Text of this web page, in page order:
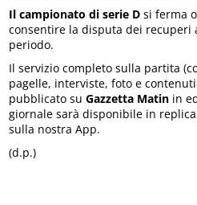
Il campionato di serie D si ferma
consentire la disputa dei recuperi
periodo.
Il servizio completo sulla partita
pagelle, interviste, foto e
pubblicato suGazzetta Matin in
giornale sarà disponibile in
sulla nostra App.
(d.p.)